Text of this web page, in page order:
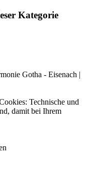
Kategorie
Gotha - Eisenach |
Technische und
damit bei Ihrem